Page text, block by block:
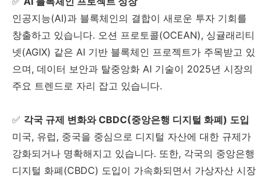
인공지능(AI)과 블록체인의 결합이 새로운 투자 기회를
창출하고 있습니다. 오션 프로토콜(OCEAN), 싱귤래리티
넷(AGIX) 같은 AI 기반 블록체인 프로젝트가 주목받고 있
으며, 데이터 보안과 탈중앙화 AI 기술이 2025년 시장의
주요 트렌드로 자리 잡고 있습니다.
✅ 각국 규제 변화와 CBDC(중앙은행 디지털 화폐) 도입
미국, 유럽, 중국을 중심으로 디지털 자산에 대한 규제가
강화되거나 명확해지고 있습니다. 또한, 각국의 중앙은행
디지털 화폐(CBDC) 도입이 가속화되면서 가상자산 시장